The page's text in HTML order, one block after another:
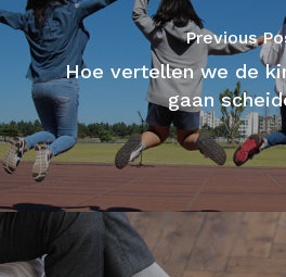
Previous
Hoe vertellen we de
gaan